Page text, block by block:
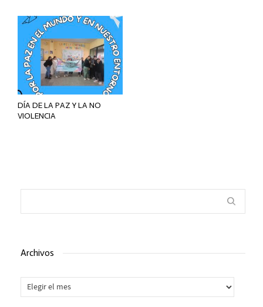
DÍA DE LA PAZ Y LA NO
VIOLENCIA
Archivos
Archivos